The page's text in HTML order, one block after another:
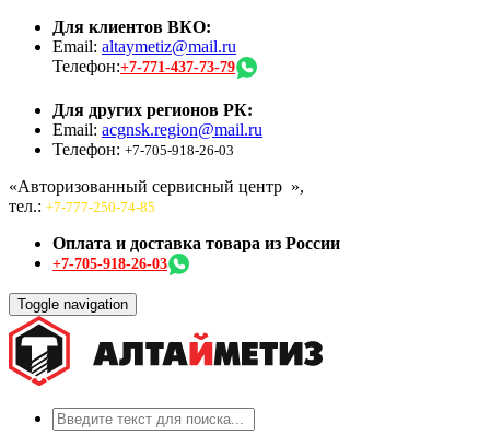
Для клиентов ВКО:
Email: altaymetiz@mail.ru
Телефон:+7-771-437-73-79
Для других регионов РК:
Email: acgnsk.region@mail.ru
Телефон: +7-705-918-26-03
«Авторизованный сервисный центр »,
тел.: +7-777-250-74-85
Оплата и доставка товара из России
+7-705-918-26-03
Toggle navigation